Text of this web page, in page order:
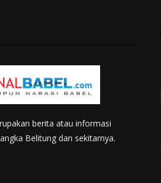
berita atau informasi
Belitung dan sekitarnya.